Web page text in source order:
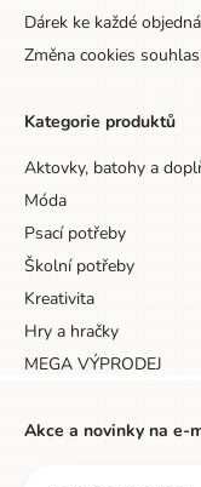
Dárek ke každé
Změna cookies
Kategorie produktů
Aktovky, batohy a
Móda
Psací potřeby
Školní potřeby
Kreativita
Hry a hračky
MEGA VÝPRODEJ
Akce a novinky na e-